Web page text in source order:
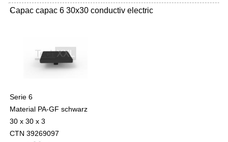
Capac capac 6 30x30 conductiv electric
-
Serie 6
Material PA-GF schwarz
30 x 30 x 3
CTN 39269097